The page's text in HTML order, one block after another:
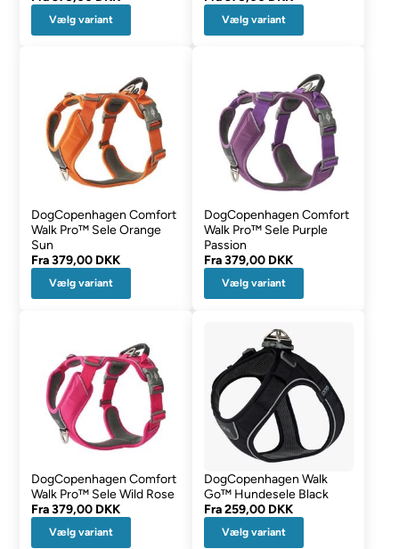
Vælg variant Vælg variant
DogCopenhagen Comfort
Walk Pro™ Sele Orange
Sun
Fra379,00 DKK
Vælg variant
DogCopenhagen Comfort
Walk Pro™ Sele Purple
Passion
Fra379,00 DKK
Vælg variant
DogCopenhagen Comfort
Walk Pro™ Sele Wild Rose
Fra379,00 DKK
Vælg variant
DogCopenhagen Walk
Go™ Hundesele Black
Fra259,00 DKK
Vælg variant